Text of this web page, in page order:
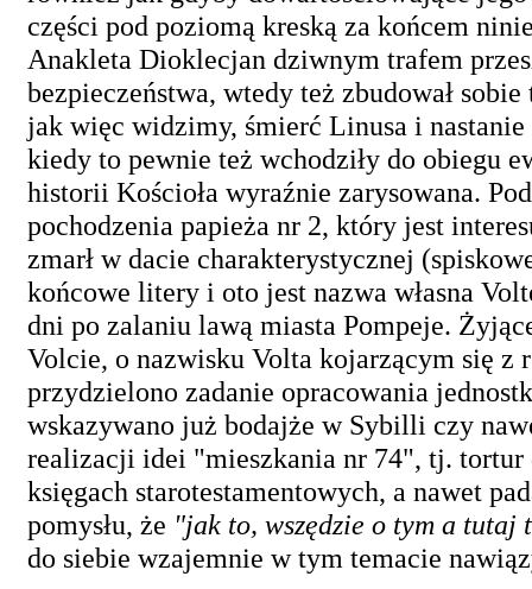
części pod poziomą kreską za końcem
Anakleta Dioklecjan dziwnym trafem
bezpieczeństwa, wtedy też zbudował
jak więc widzimy, śmierć Linusa i nastanie
kiedy to pewnie też wchodziły do obiegu
historii Kościoła wyraźnie zarysowana.
pochodzenia papieża nr 2, który jest
zmarł w dacie charakterystycznej
końcowe litery i oto jest nazwa własna
dni po zalaniu lawą miasta Pompeje.
Volcie, o nazwisku Volta kojarzącym się z
przydzielono zadanie opracowania
wskazywano już bodajże w Sybilli czy
realizacji idei "mieszkania nr 74", tj. tortur
księgach starotestamentowych, a nawet
pomysłu, że "jak to, wszędzie o tym a tutaj
do siebie wzajemnie w tym temacie